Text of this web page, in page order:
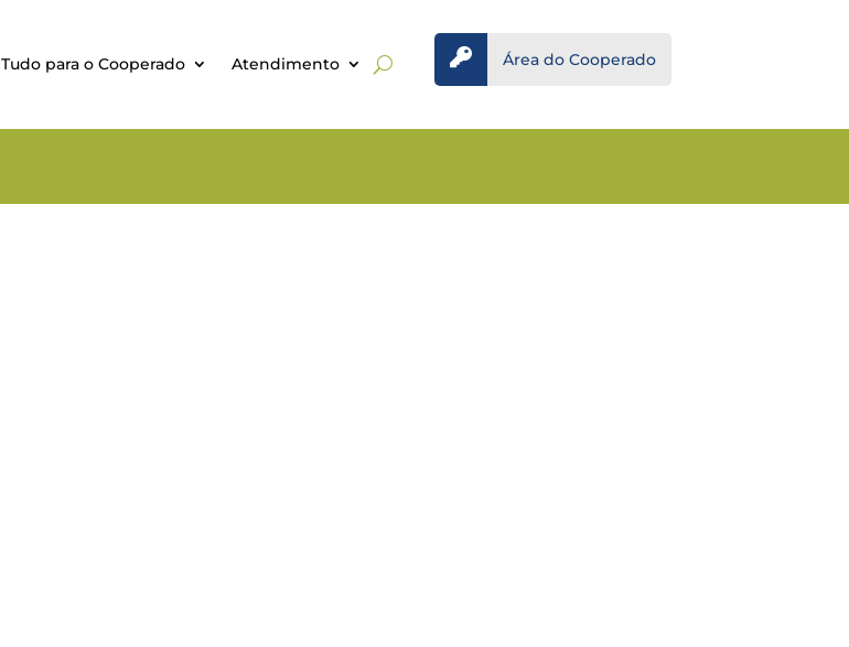
Tudo para o Cooperado Atendimento  Área do Cooperado